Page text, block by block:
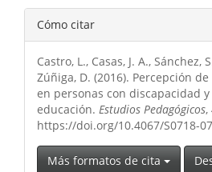
Detalles
del
artículo
Cómo citar
Castro, L., Casas, J. A., Sánchez,
Zúñiga, D. (2016). Percepción
en personas con discapacidad
educación. Estudios Pedagógicos,
https://doi.org/10.4067/S0718-
Más formatos de cita